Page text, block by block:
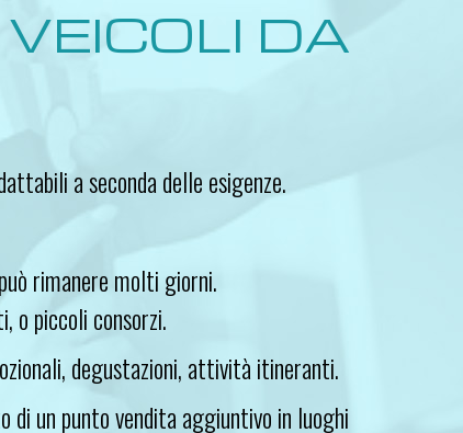
DA
a seconda delle esigenze.
rimanere molti giorni.
o piccoli consorzi.
degustazioni, attività itineranti.
di un punto vendita aggiuntivo in luoghi